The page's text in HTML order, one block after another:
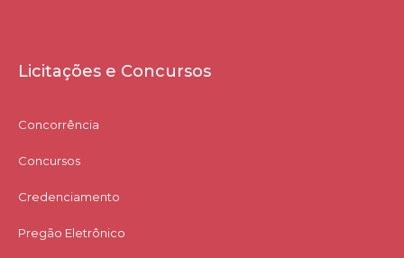
Licitações e Concursos
Concorrência
Concursos
Credenciamento
Pregão Eletrônico